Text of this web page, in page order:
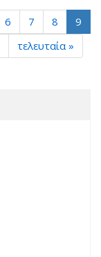
6 7 8
9
τελευταία »